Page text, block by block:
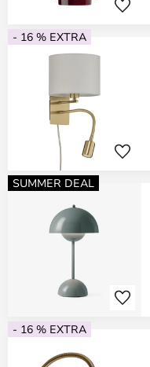
- 16 % EXTRA
SUMMER DEAL
- 16 % EXTRA